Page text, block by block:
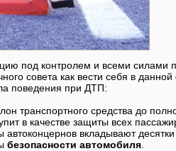
под контролем и всеми силами
совета как вести себя в данной
поведения при ДТП:
транспортного средства до
в качестве защиты всех
вкладывают десятки
безопасности автомобиля